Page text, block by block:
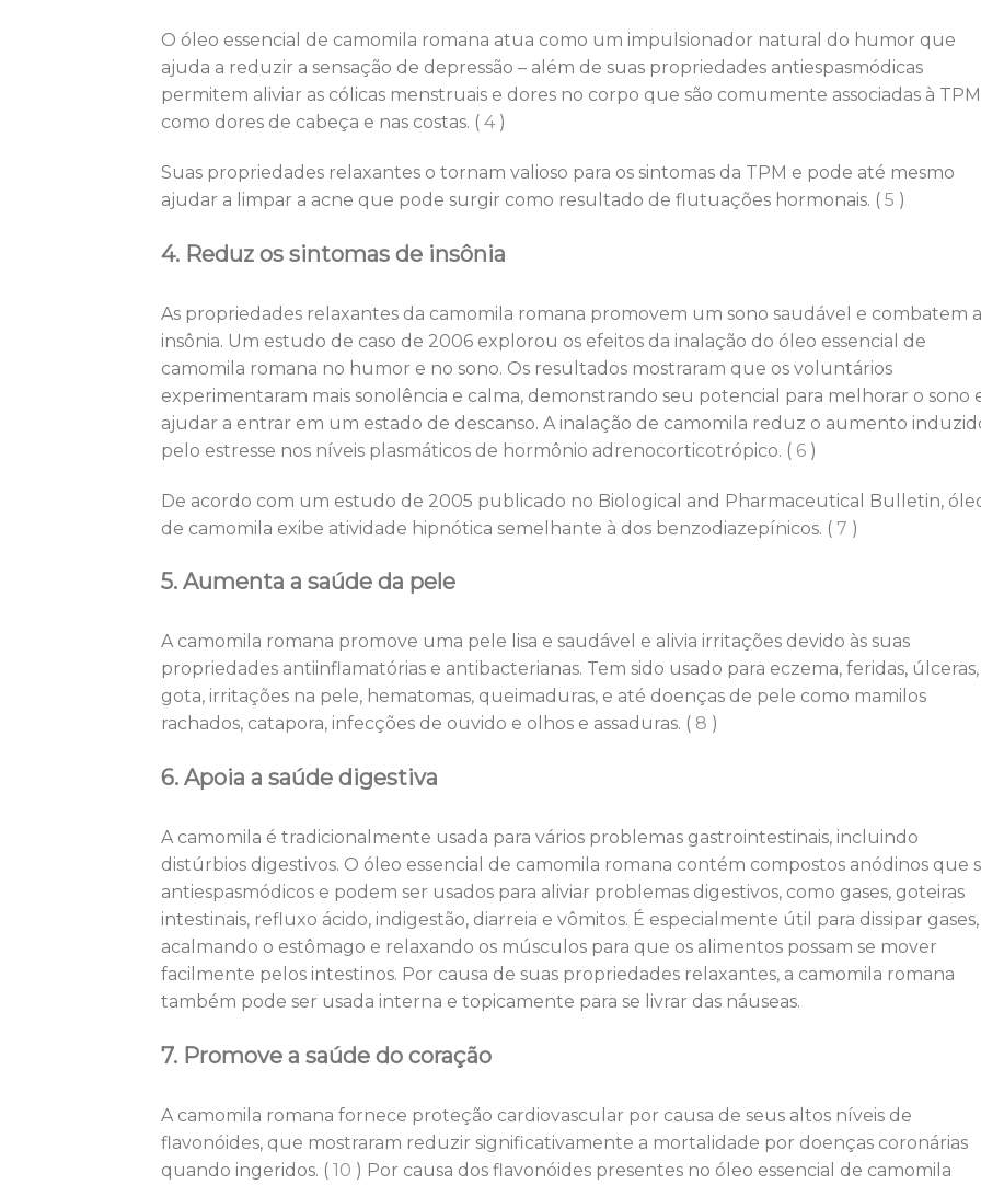
O óleo essencial de camomila romana atua como um impulsionador natural do humor que
ajuda a reduzir a sensação de depressão – além de suas propriedades antiespasmódicas
permitem aliviar as cólicas menstruais e dores no corpo que são comumente associadas à
como dores de cabeça e nas costas. ( 4)
Suas propriedades relaxantes o tornam valioso para os sintomas da TPM e pode até mesmo
ajudar a limpar a acne que pode surgir como resultado de flutuações hormonais. ( 5 )
4. Reduz os sintomas de insônia
As propriedades relaxantes da camomila romana promovem um sono saudável e combatem a
insônia. Um estudo de caso de 2006 explorou os efeitos da inalação do óleo essencial de
camomila romana no humor e no sono. Os resultados mostraram que os voluntários
experimentaram mais sonolência e calma, demonstrando seu potencial para melhorar o sono
ajudar a entrar em um estado de descanso. A inalação de camomila reduz o aumento
pelo estresse nos níveis plasmáticos de hormônio adrenocorticotrópico. ( 6 )
De acordo com um estudo de 2005 publicado no Biological and Pharmaceutical Bulletin,
de camomila exibe atividade hipnótica semelhante à dos benzodiazepínicos. ( 7 )
5. Aumenta a saúde da pele
A camomila romana promove uma pele lisa e saudável e alivia irritações devido às suas
propriedades antiinflamatórias e antibacterianas. Tem sido usado para eczema, feridas, úlceras,
gota, irritações na pele, hematomas, queimaduras, e até doenças de pele como mamilos
rachados, catapora, infecções de ouvido e olhos e assaduras. ( 8 )
6. Apoia a saúde digestiva
A camomila é tradicionalmente usada para vários problemas gastrointestinais, incluindo
distúrbios digestivos. O óleo essencial de camomila romana contém compostos anódinos que
antiespasmódicos e podem ser usados ​​para aliviar problemas digestivos, como gases, goteiras
intestinais, refluxo ácido, indigestão, diarreia e vômitos. É especialmente útil para dissipar gases,
acalmando o estômago e relaxando os músculos para que os alimentos possam se mover
facilmente pelos intestinos. Por causa de suas propriedades relaxantes, a camomila romana
também pode ser usada interna e topicamente para se livrar das náuseas.
7. Promove a saúde do coração
A camomila romana fornece proteção cardiovascular por causa de seus altos níveis de
flavonóides, que mostraram reduzir significativamente a mortalidade por doenças coronárias
quando ingeridos. ( 10 ) Por causa dos flavonóides presentes no óleo essencial de camomila